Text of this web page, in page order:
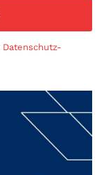
Datenschutz-